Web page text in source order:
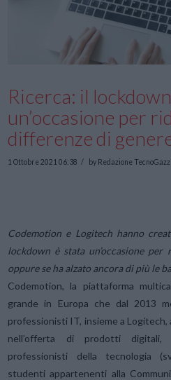
Ricerca: il
un’occasione per
differenze di
1 Ottobre 2021 06:38 by Redazione
Codemotion e Logitech hanno
lockdown è stata un’occasione
oppure se ha alzato ancora di più le
Codemotion, la piattaforma
grande in Europa che dal 2013
professionisti IT, insieme a Logitech,
nell’offerta di prodotti
professionisti della tecnologia
studenti appartenenti alla